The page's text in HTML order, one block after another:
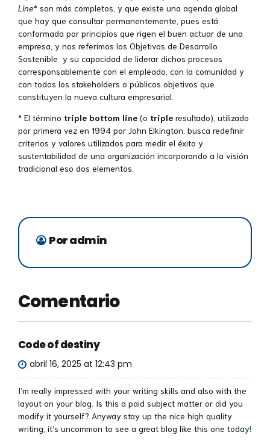
Line* son más completos, y que existe una agenda global
que hay que consultar permanentemente, pues está
conformada por principios que rigen el buen actuar de una
empresa, y nos referimos los Objetivos de Desarrollo
Sostenible y su capacidad de liderar dichos procesos
corresponsablemente con el empleado, con la comunidad y
con todos los stakeholders o públicos objetivos que
constituyen la nueva cultura empresarial.
* El término triple bottom line (o triple resultado), utilizado
por primera vez en 1994 por John Elkington, busca redefinir
criterios y valores utilizados para medir el éxito y
sustentabilidad de una organización incorporando a la visión
tradicional eso dos elementos.
Por admin
Comentario
Code of destiny
abril 16, 2025 at 12:43 pm
I’m really impressed with your writing skills and also with the
layout on your blog. Is this a paid subject matter or did you
modify it yourself? Anyway stay up the nice high quality
writing, it’s uncommon to see a great blog like this one today!